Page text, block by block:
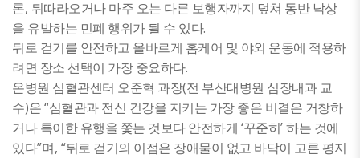
론, 뒤따라오거나 마주 오는 다른 보행자까지 덮쳐 동반 낙상
을 유발하는 민폐 행위가 될 수 있다.
뒤로 걷기를 안전하고 올바르게 홈케어 및 야외 운동에 적용하
려면 장소 선택이 가장 중요하다.
온병원 심혈관센터 오준혁 과장(전 부산대병원 심장내과 교
수)은 “심혈관과 전신 건강을 지키는 가장 좋은 비결은 거창하
거나 특이한 유행을 쫓는 것보다 안전하게 ‘꾸준히 ’ 하는 것에
있다”며 , “뒤로 걷기의 이점은 장애물이 없고 바닥이 고른 평지